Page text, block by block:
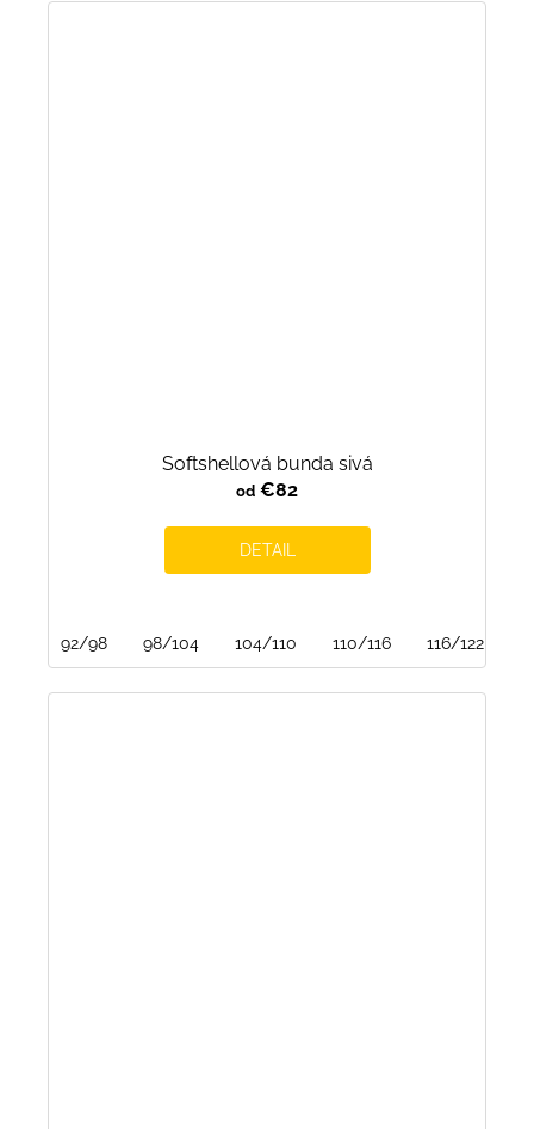
Softshellová bunda sivá
od €82
DETAIL
92/98 98/104 104/110 110/116 116/122